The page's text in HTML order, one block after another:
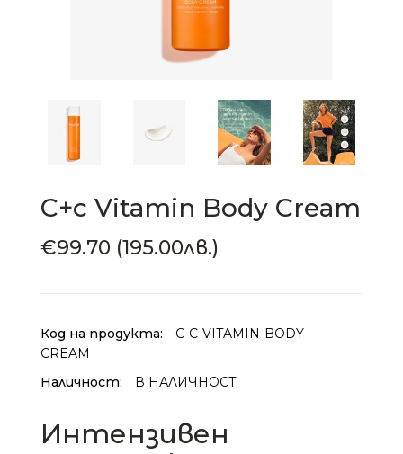
C+c Vitamin Body Cream
€99.70 (195.00лв.)
Код на продукта:
C-C-VITAMIN-BODY-
CREAM
Наличност:
В НАЛИЧНОСТ
Интензивен